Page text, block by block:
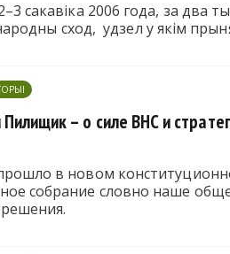
сакавіка 2006 года, за два
сход, удзел у якім
– о силе ВНС и
в новом
собрание словно наше